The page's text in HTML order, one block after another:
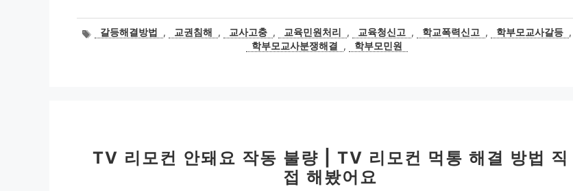
태갈등해결방법 , 교권침해 , 교사고충 , 교육민원처리 , 교육청신고 , 학교폭력신고 , 학부모교사갈등 ,
학부모교사분쟁해결
, 학부모민원
TV 리모컨 안돼요 작동 불량 | TV 리모컨 먹통 해결 방법 직
접 해봤어요